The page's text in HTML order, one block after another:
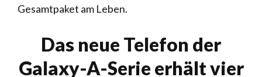
Gesamtpaket am Leben.
Das neue Telefon der
Galaxy-A-Serie erhält vier